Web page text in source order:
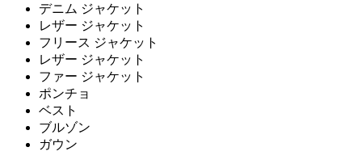
デニム ジャケット
レザー ジャケット
フリース ジャケット
レザー ジャケット
ファー ジャケット
ポンチョ
ベスト
ブルゾン
ガウン